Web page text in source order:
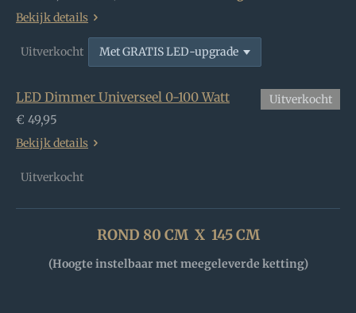
Bekijk details
Uitverkocht
Uitverkocht
LED Dimmer Universeel 0-100 Watt
€ 49,95
Bekijk details
Uitverkocht
ROND 80 CM X 145 CM
(Hoogte instelbaar met meegeleverde ketting)